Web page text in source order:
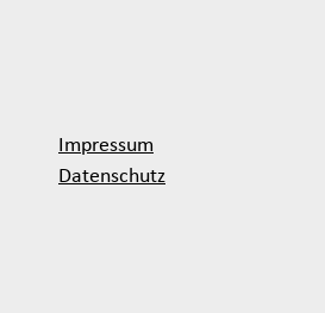
Impressum
Datenschutz